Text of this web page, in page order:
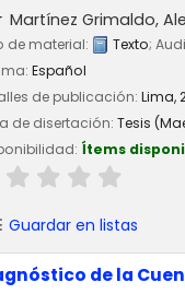
Martínez Grimaldo,
de material: Texto;
Español
de publicación: Lima,
de disertación: Tesis
Ítems
Guardar en listas
de la